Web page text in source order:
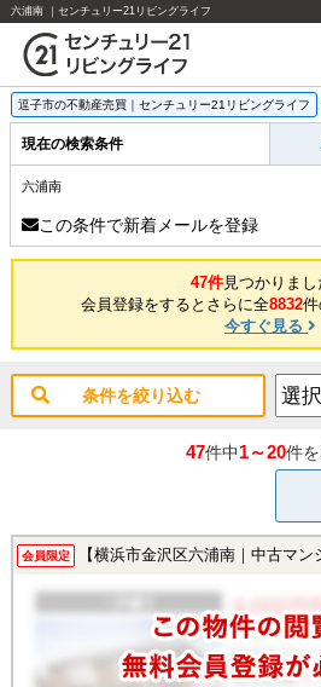
六浦南 ｜センチュリー21リビングライフ
逗子市の不動産売買｜センチュリー21リビングライフ
現在の検索条件
六浦南
この条件で新着メールを登録
47件見つかりまし
会員登録をするとさらに全8832件
今すぐ見る
条件を絞り込む
47件中1～20件
会員限定 【横浜市金沢区六浦南｜中古マン